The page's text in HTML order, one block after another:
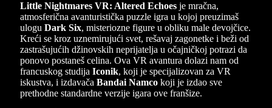
Little Nightmares VR: Altered Echoes je mračna,
atmosferična avanturistička puzzle igra u kojoj preuzimaš
ulogu Dark Six, misteriozne figure u obliku male devojčice.
Kreći se kroz uznemirujući svet, rešavaj zagonetke i beži od
zastrašujućih džinovskih neprijatelja u očajničkoj potrazi da
ponovo postaneš celina. Ova VR avantura dolazi nam od
francuskog studija Iconik, koji je specijalizovan za VR
iskustva, i izdavača Bandai Namco koji je izdao sve
prethodne standardne verzije igara ove franšize.